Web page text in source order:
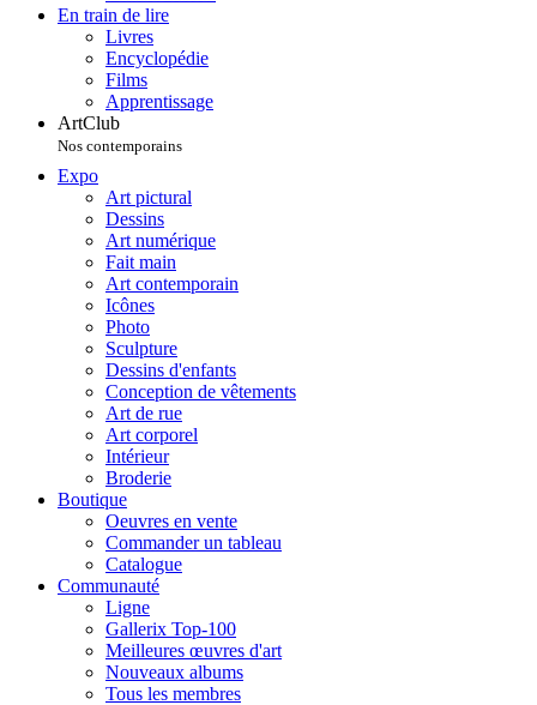
En train de lire
Livres
Encyclopédie
Films
Apprentissage
ArtClub
Nos contemporains
Expo
Art pictural
Dessins
Art numérique
Fait main
Art contemporain
Icônes
Photo
Sculpture
Dessins d'enfants
Conception de vêtements
Art de rue
Art corporel
Intérieur
Broderie
Boutique
Oeuvres en vente
Commander un tableau
Catalogue
Communauté
Ligne
Gallerix Top-100
Meilleures œuvres d'art
Nouveaux albums
Tous les membres